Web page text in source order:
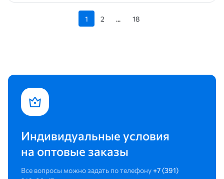
1 2 ... 18
Индивидуальные условия
на оптовые заказы
Все вопросы можно задать по телефону +7 (391)